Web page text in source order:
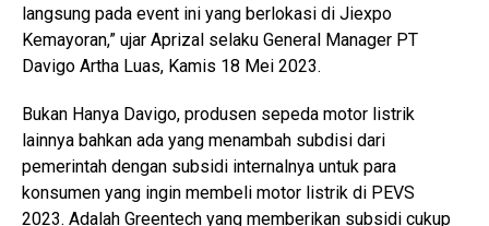
langsung pada event ini yang berlokasi di Jiexpo
Kemayoran,” ujar Aprizal selaku General Manager PT
Davigo Artha Luas, Kamis 18 Mei 2023.
Bukan Hanya Davigo, produsen sepeda motor listrik
lainnya bahkan ada yang menambah subdisi dari
pemerintah dengan subsidi internalnya untuk para
konsumen yang ingin membeli motor listrik di PEVS
2023. Adalah Greentech yang memberikan subsidi cukup